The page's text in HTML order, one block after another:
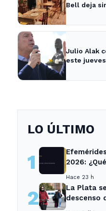
Bell deja
Julio Alak
este
LO ÚLTIMO
1
2026:
Hace 23 h
2
La Plata
descenso